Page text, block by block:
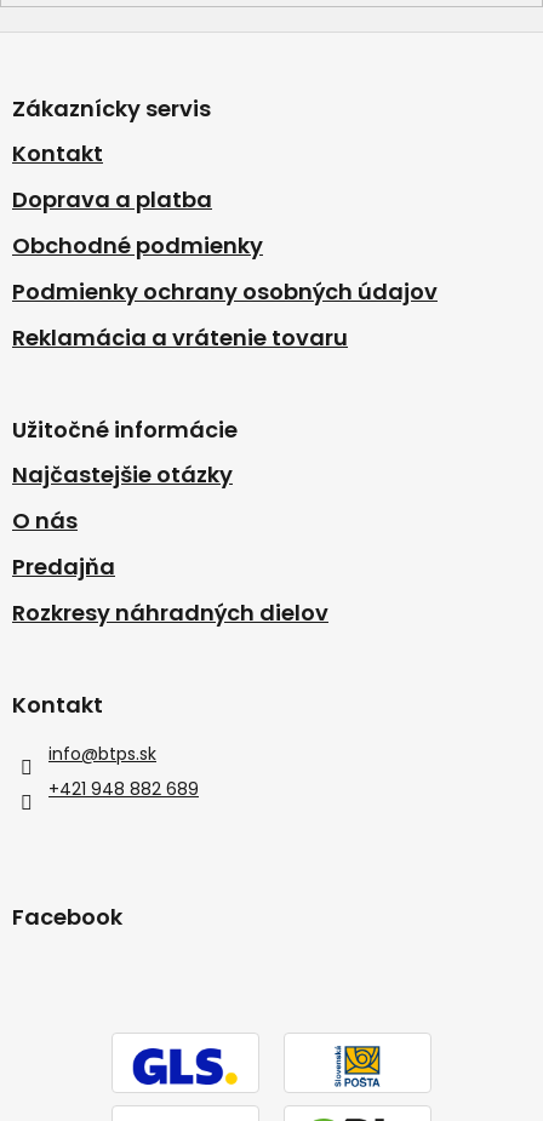
p
ä
e
Zákaznícky servis
Kontakt
Doprava a platba
Obchodné podmienky
Podmienky ochrany osobných údajov
Reklamácia a vrátenie tovaru
Užitočné informácie
Najčastejšie otázky
O nás
Predajňa
Rozkresy náhradných dielov
Kontakt
info@btps.sk
+421 948 882 689
Facebook